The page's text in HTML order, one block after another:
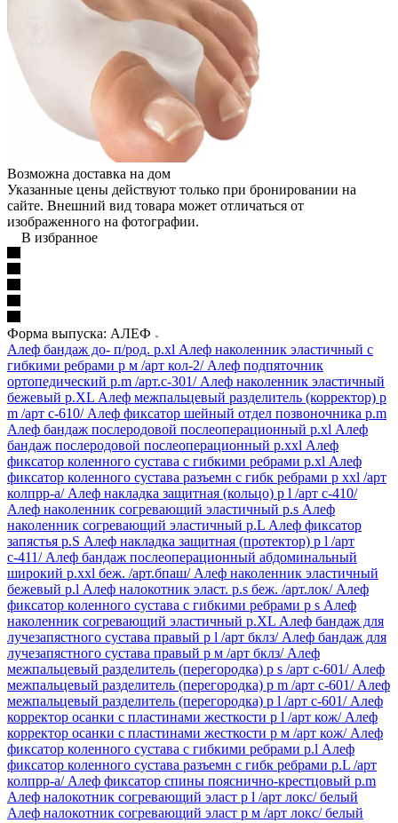
Возможна доставка на дом
Указанные цены действуют только при бронировании на
сайте. Внешний вид товара может отличаться от
изображенного на фотографии.
В избранное
Форма выпуска: АЛЕФ
Алеф бандаж до- п/род. р.xl Алеф наколенник эластичный с
гибкими ребрами р м /арт кол-2/ Алеф подпяточник
ортопедический р.m /арт.с-301/ Алеф наколенник эластичный
бежевый р.XL Алеф межпальцевый разделитель (корректор) р
m /арт c-610/ Алеф фиксатор шейный отдел позвоночника р.m
Алеф бандаж послеродовой послеоперационный р.xl Алеф
бандаж послеродовой послеоперационный р.xxl Алеф
фиксатор коленного сустава с гибкими ребрами р.xl Алеф
фиксатор коленного сустава разъемн с гибк ребрами р xxl /арт
колпрр-а/ Алеф накладка защитная (кольцо) р l /арт с-410/
Алеф наколенник согревающий эластичный р.s Алеф
наколенник согревающий эластичный р.L Алеф фиксатор
запястья р.S Алеф накладка защитная (протектор) р l /арт
с-411/ Алеф бандаж послеоперационный абдоминальный
широкий р.xxl беж. /арт.бпаш/ Алеф наколенник эластичный
бежевый р.l Алеф налокотник эласт. р.s беж. /арт.лок/ Алеф
фиксатор коленного сустава с гибкими ребрами р s Алеф
наколенник согревающий эластичный р.XL Алеф бандаж для
лучезапястного сустава правый р l /арт бклз/ Алеф бандаж для
лучезапястного сустава правый р м /арт бклз/ Алеф
межпальцевый разделитель (перегородка) р s /арт c-601/ Алеф
межпальцевый разделитель (перегородка) р m /арт c-601/ Алеф
межпальцевый разделитель (перегородка) р l /арт c-601/ Алеф
корректор осанки с пластинами жесткости р l /арт кож/ Алеф
корректор осанки с пластинами жесткости р м /арт кож/ Алеф
фиксатор коленного сустава с гибкими ребрами р.l Алеф
фиксатор коленного сустава разъемн с гибк ребрами р.L /арт
колпрр-а/ Алеф фиксатор спины пояснично-крестцовый р.m
Алеф налокотник согревающий эласт р l /арт локс/ белый
Алеф налокотник согревающий эласт р м /арт локс/ белый